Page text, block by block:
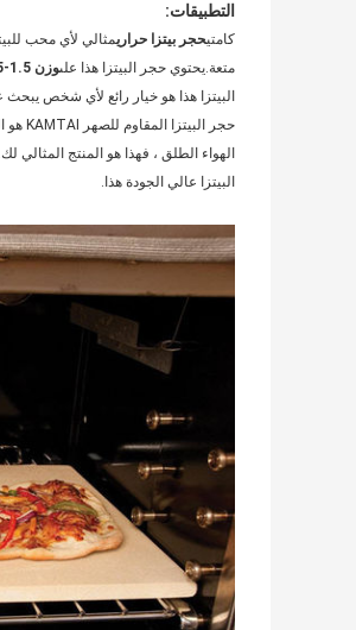
التطبيقات:
كامتيحجر بيتزا حراريمثالي لأي محب
متعة.يحتوي حجر البيتزا هذا علىوزن 1.5-2.5 كجم
البيتزا هذا هو خيار رائع لأي شخص يبحث
حجر البيتزا المقاوم للصهر KAMTAI هو الخيار الأمثل لأي عشاق بيتزا.سواء كنت تبحث عن ملف
الهواء الطلق ، فهذا هو المنتج
البيتزا عالي الجودة هذا.